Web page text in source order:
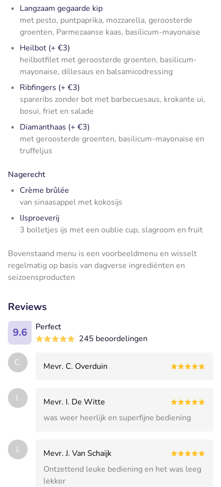
Langzaam gegaarde kip
met pesto, puntpaprika, mozzarella, geroosterde
groenten, Parmezaanse kaas, basilicum-mayonaise
Heilbot (+ €3)
heilbotfilet met geroosterde groenten, basilicum-
mayonaise, dillesaus en balsamicodressing
Ribfingers (+ €3)
spareribs zonder bot met barbecuesaus, krokante ui,
bosui, friet en salade
Diamanthaas (+ €3)
met geroosterde groenten, basilicum-mayonaise en
truffeljus
Nagerecht
Crème brûlée
van sinaasappel met kokosijs
IJsproeverij
3 bolletjes ijs met een oublie cup, slagroom en fruit
Bovenstaand menu is een voorbeeldmenu en wisselt
regelmatig op basis van dagverse ingrediënten en
seizoensproducten
Reviews
9.6
Perfect
245 beoordelingen
C. Mevr. C. Overduin
I.
Mevr. I. De Witte
was weer heerlijk en superfijne bediening
J.
Mevr. J. Van Schaijk
Ontzettend leuke bediening en het was leeg
lekker